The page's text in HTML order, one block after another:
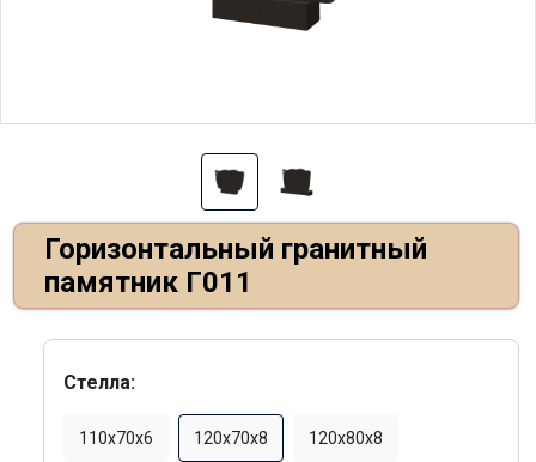
Горизонтальный гранитный
памятник Г011
Стелла:
110х70х6 120х70х8 120х80х8